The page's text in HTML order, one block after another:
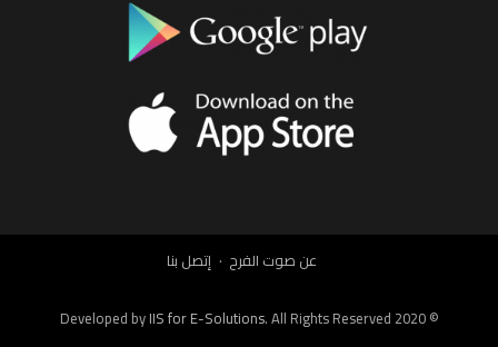
عن صوت الفرح إتصل بنا
© Developed by
IIS for E-Solutions. All Rights Reserved 2020